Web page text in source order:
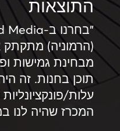
התוצאות
(הרמוניה)
מבחינת גמישות
תוכן בחנות. זה
עלות/
המכרז שהיה לנו